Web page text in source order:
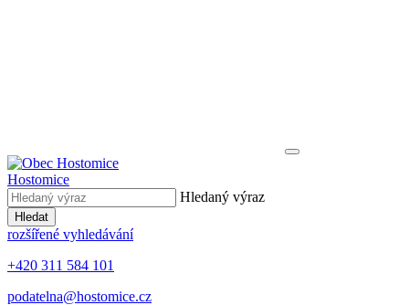
Hostomice
Hledaný výraz
Hledat
rozšířené vyhledávání
+420 311 584 101
podatelna@hostomice.cz